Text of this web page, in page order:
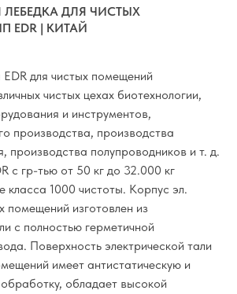
ЛЕБЕДКА ДЛЯ ЧИСТЫХ
EDR | КИТАЙ
для чистых помещений
чистых цехах биотехнологии,
и инструментов,
производства, производства
производства полупроводников и т. д.
с гр-тью от 50 кг до 32.000 кг
класса 1000 чистоты. Корпус эл.
помещений изготовлен из
с полностью герметичной
Поверхность электрической тали
имеет антистатическую и
обладает высокой